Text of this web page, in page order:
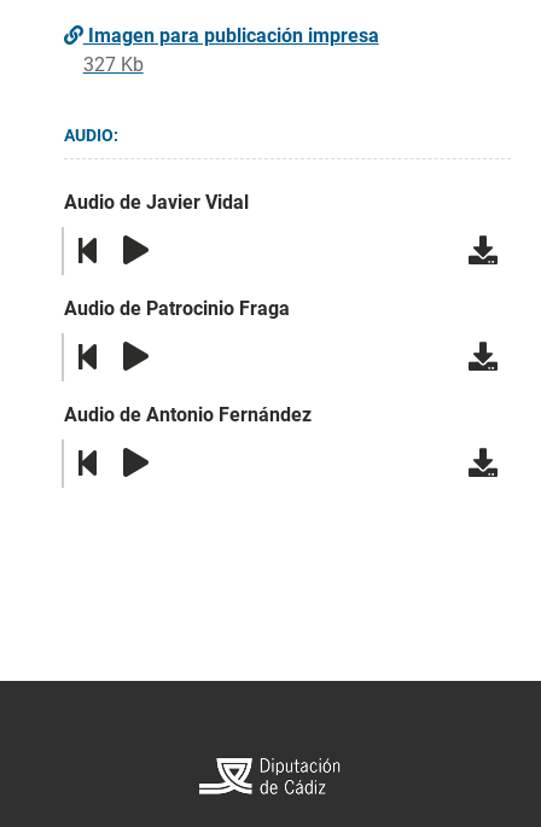
Imagen para publicación impresa
327 Kb
AUDIO:
Audio de Javier Vidal
Audio de Patrocinio Fraga
Audio de Antonio Fernández